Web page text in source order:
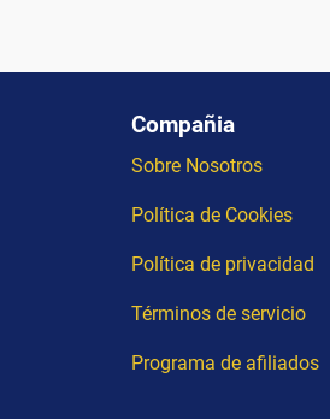
Compañia
Sobre Nosotros
Política de Cookies
Política de privacidad
Términos de servicio
Programa de afiliados